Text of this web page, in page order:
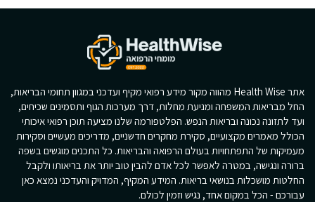
אתר Health Wise מהווה מקור מידע רפואי מקיף ועדכני במגוון תחומי הבריאות,
החל מבריאות המשפחה ומניעת מחלות, דרך מערכות הגוף ותסמינים שכיחים,
ועד לתזונה נכונה ובריאות הנפש. הפלטפורמה שלנו מציעה תוכן רפואי איכותי
הכולל מאמרים מקצועיים, סקירת מחקרים חדשניים, מדריכים מעשיים וסקירות
מעמיקות של התפתחויות בעולם הרפואה והבריאות. כל התכנים מוגשים בשפה
ברורה ונגישה, במטרה לאפשר לכל אדם להבין טוב יותר את בריאותו ולקבל
החלטות מושכלות בנושאי בריאות. המידע המקיף, המדויק והעדכני נמצא כאן
עבורכם - הכל במקום אחד, נגיש וזמין לכולם.